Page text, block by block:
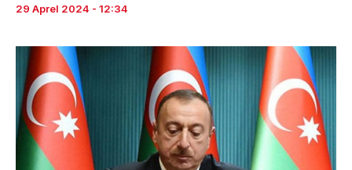
29 Aprel 2024 - 12:34